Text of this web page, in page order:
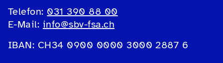
Telefon: 031 390 88 00
E-Mail: info@sbv-fsa.ch
IBAN: CH34 0900 0000 3000 2887 6